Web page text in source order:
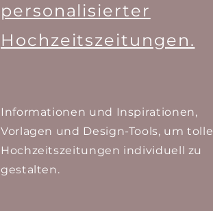
personalisierter
Hochzeitszeitungen.
Informationen und Inspirationen,
Vorlagen und Design-Tools, um tolle
Hochzeitszeitungen individuell zu
gestalten.